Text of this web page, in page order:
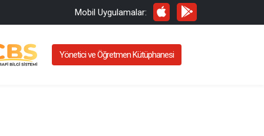
Mobil Uygulamalar:
Yönetici ve Öğretmen Kütüphanesi